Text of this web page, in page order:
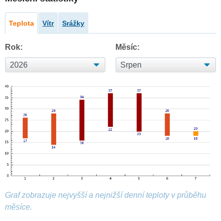
Teplota Vítr Srážky
Rok: Měsíc:
Graf zobrazuje nejvyšší a nejnižší denní teploty v průběhu
měsíce.